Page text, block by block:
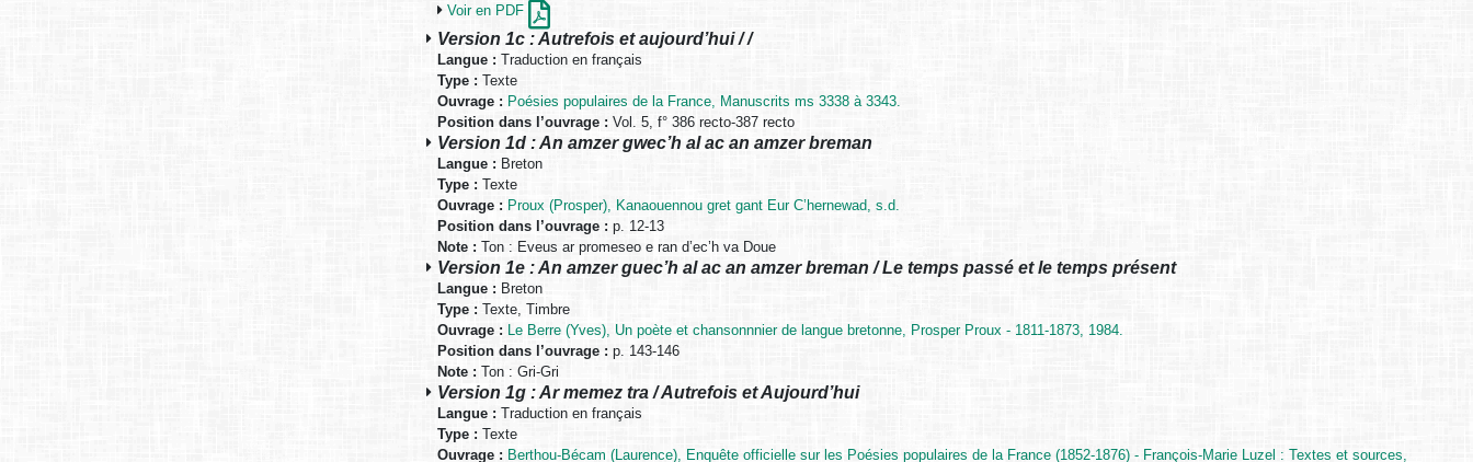
Voir en PDF
Version 1c : Autrefois et aujourd’hui / /
Langue : Traduction en français
Type : Texte
Ouvrage : Poésies populaires de la France, Manuscrits ms 3338 à 3343.
Position dans l’ouvrage :Vol. 5, f° 386 recto-387 recto
Version 1d : An amzer gwec’h al ac an amzer breman
Langue : Breton
Type : Texte
Ouvrage : Proux (Prosper), Kanaouennou gret gant Eur C’hernewad, s.d.
Position dans l’ouvrage : p. 12-13
Note : Ton : Eveus ar promeseo e ran d’ec’h va Doue
Version 1e : An amzer guec’h al ac an amzer breman / Le temps passé et le temps présent
Langue : Breton
Type :Texte, Timbre
Ouvrage : Le Berre (Yves), Un poète et chansonnnier de langue bretonne, Prosper Proux - 1811-1873, 1984.
Position dans l’ouvrage : p. 143-146
Note : Ton : Gri-Gri
Version 1g : Ar memez tra / Autrefois et Aujourd’hui
Langue :Traduction en français
Type : Texte
Ouvrage : Berthou-Bécam (Laurence), Enquête officielle sur les Poésies populaires de la France (1852-1876) - François-Marie Luzel : Textes et sources,